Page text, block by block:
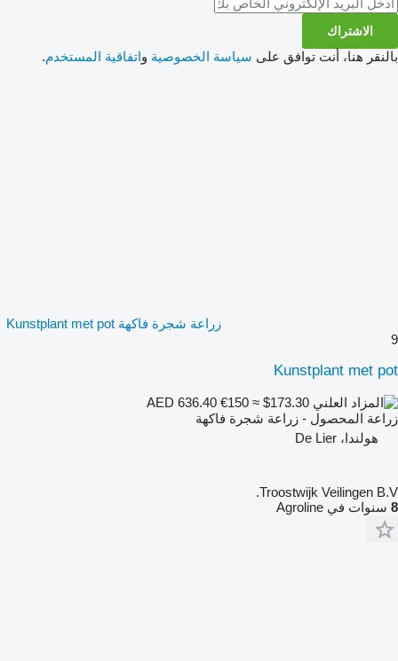
الاشتراك
بالنقر هنا، أنت توافق على سياسة الخصوصية واتفاقية المستخدم.
زراعة شجرة فاكهة Kunstplant met pot
9
Kunstplant met pot
€150 ≈ $173.30
زراعة المحصول - زراعة شجرة فاكهة
هولندا، De Lier
Troostwijk Veilingen B.V.
8 سنوات في Agroline